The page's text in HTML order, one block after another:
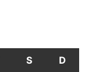
VIERNES
S SÁBADO
D